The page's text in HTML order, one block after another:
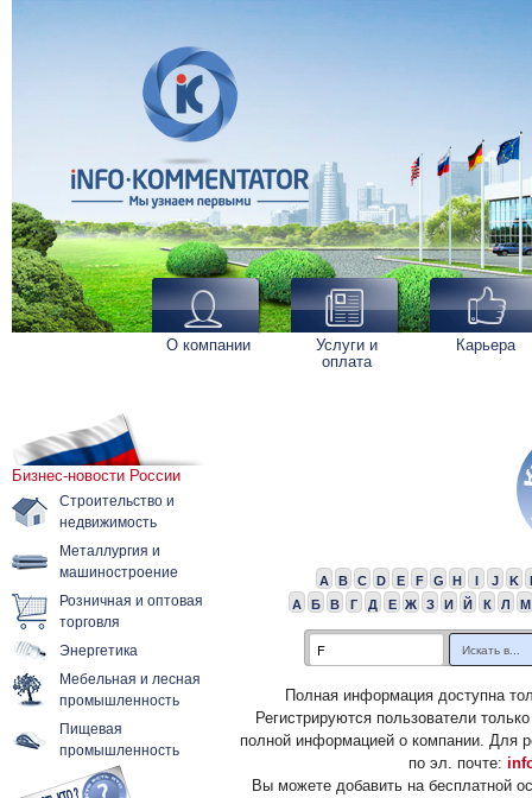
О компании
Услуги и
оплата
Карьера
Бизнес-новости России
Строительство и
недвижимость
Металлургия и
машиностроение
Розничная и оптовая
торговля
Энергетика
Мебельная и лесная
промышленность
Пищевая
промышленность
A B C D E F G H I J K
А
Б В Г Д Е Ж З И Й К Л М
Полная информация доступна
Регистрируются пользователи
полной информацией о компании. Для
по эл. почте:
Вы можете добавить на бесплатной